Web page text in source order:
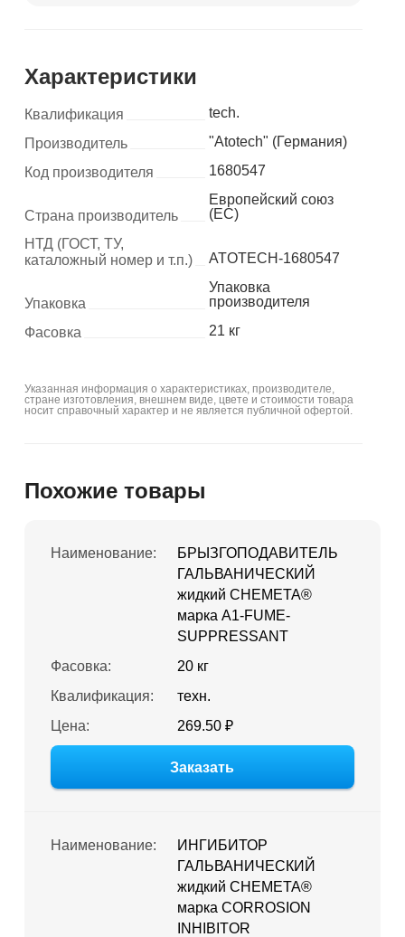
Характеристики
Квалификация
tech.
Производитель
"Atotech" (Германия)
Код производителя
1680547
Страна производитель
Европейский союз
(ЕС)
НТД (ГОСТ, ТУ,
каталожный номер и т.п.)
ATOTECH-1680547
Упаковка
Упаковка
производителя
Фасовка
21 кг
Указанная информация о характеристиках, производителе,
стране изготовления, внешнем виде, цвете и стоимости товара
носит справочный характер и не является публичной офертой.
Похожие товары
Наименование:
БРЫЗГОПОДАВИТЕЛЬ
ГАЛЬВАНИЧЕСКИЙ
жидкий CHEMETA®
марка A1-FUME-
SUPPRESSANT
Фасовка:
20 кг
Квалификация:
техн.
Цена:
269.50 ₽
Заказать
Наименование:
ИНГИБИТОР
ГАЛЬВАНИЧЕСКИЙ
жидкий CHEMETA®
марка CORROSION
INHIBITOR